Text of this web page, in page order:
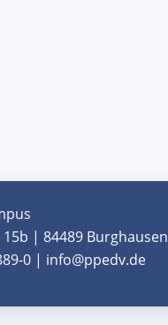
| 84489 Burghausen
0 | info@ppedv.de